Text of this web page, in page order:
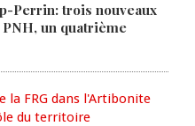
Perrin: trois nouveaux
un quatrième